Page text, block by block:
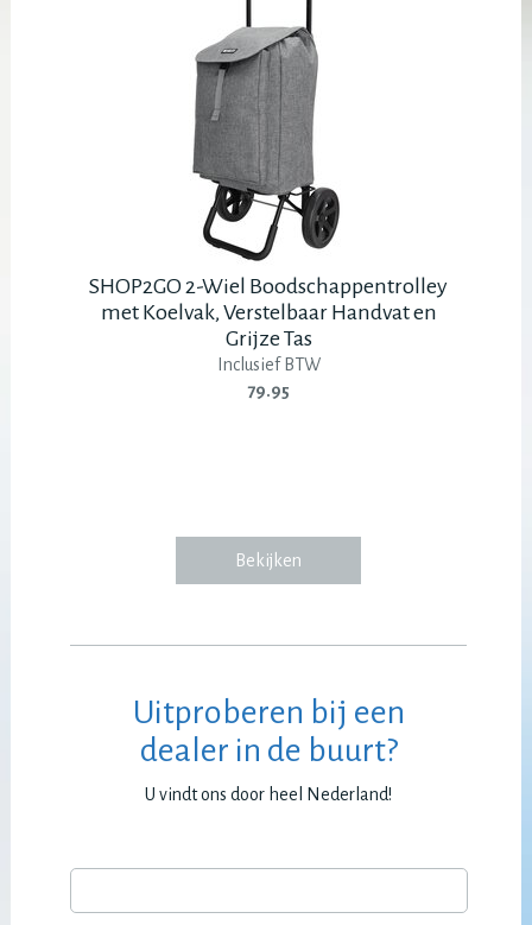
SHOP2GO 2-Wiel Boodschappentrolley
met Koelvak, Verstelbaar Handvat en
Grijze Tas
Inclusief BTW
79.95
Bekijken
Uitproberen bij een
dealer in de buurt?
U vindt ons door heel Nederland!